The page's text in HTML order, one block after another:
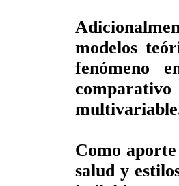
modelos
fenómeno
Como
salud y